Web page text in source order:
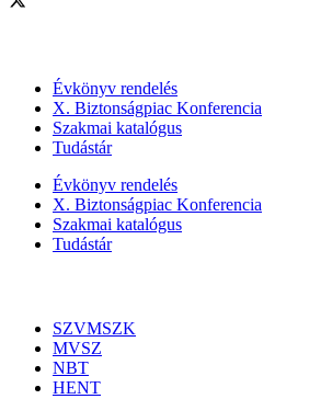
Évkönyv rendelés
X. Biztonságpiac Konferencia
Szakmai katalógus
Tudástár
Évkönyv rendelés
X. Biztonságpiac Konferencia
Szakmai katalógus
Tudástár
SZVMSZK
MVSZ
NBT
HENT